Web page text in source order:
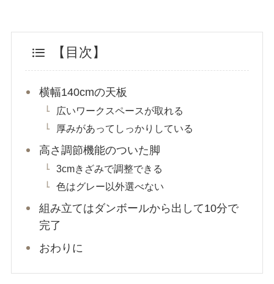
【目次】
横幅140cmの天板
広いワークスペースが取れる
厚みがあってしっかりしている
高さ調節機能のついた脚
3cmきざみで調整できる
色はグレー以外選べない
組み立てはダンボールから出して10分で
完了
おわりに